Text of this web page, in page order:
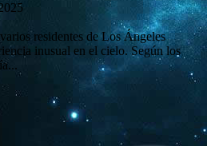
residentes de Los Ángeles
inusual en el cielo. Según los